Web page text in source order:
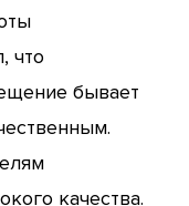
что
бывает
качества.